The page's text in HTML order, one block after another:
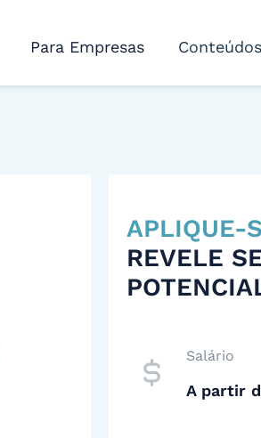
Para Empresas Conteúdos
APLIQUE-
REVELE
Salário
A partir